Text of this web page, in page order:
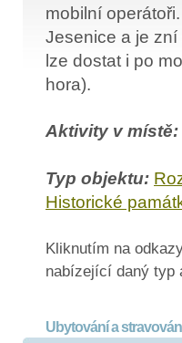
mobilní
Jesenice a je
lze dostat i po
hora).
Aktivity v místě:
Typ objektu:
Historické
Kliknutím na
nabízející daný typ
Ubytování a